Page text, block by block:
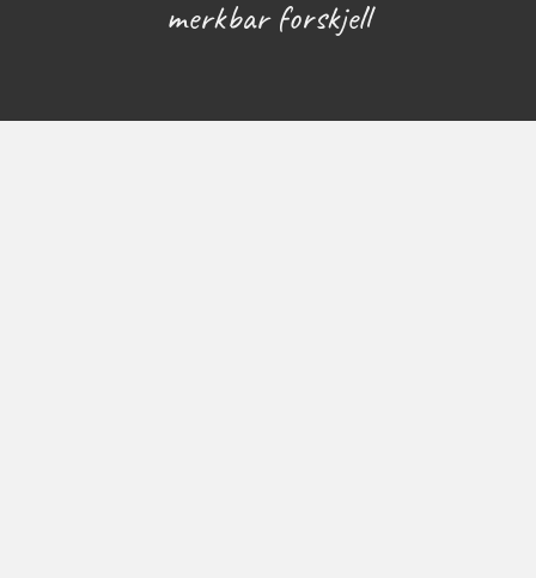
merkbar forskjell